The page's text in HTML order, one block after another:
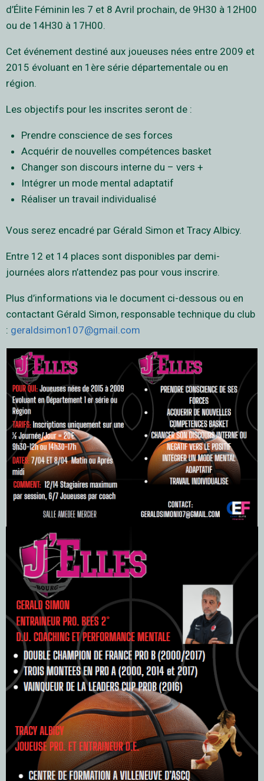
d’Élite Féminin les 7 et 8 Avril prochain, de 9H30 à 12H00
ou de 14H30 à 17H00.
Cet événement destiné aux joueuses nées entre 2009 et
2015 évoluant en 1ère série départementale ou en
région.
Les objectifs pour les inscrites seront de :
Prendre conscience de ses forces
Acquérir de nouvelles compétences basket
Changer son discours interne du – vers +
Intégrer un mode mental adaptatif
Réaliser un travail individualisé
Vous serez encadré par Gérald Simon et Tracy Albicy.
Entre 12 et 14 places sont disponibles par demi-
journées alors n’attendez pas pour vous inscrire.
Plus d’informations via le document ci-dessous ou en
contactant Gérald Simon, responsable technique du club
: geraldsimon107@gmail.com